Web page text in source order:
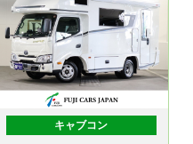
キャブコン